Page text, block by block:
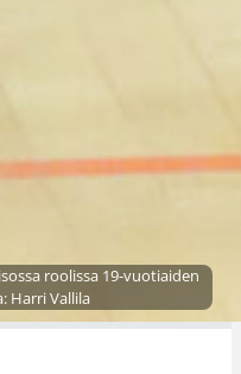
roolissa 19-vuotiaiden
Harri Vallila